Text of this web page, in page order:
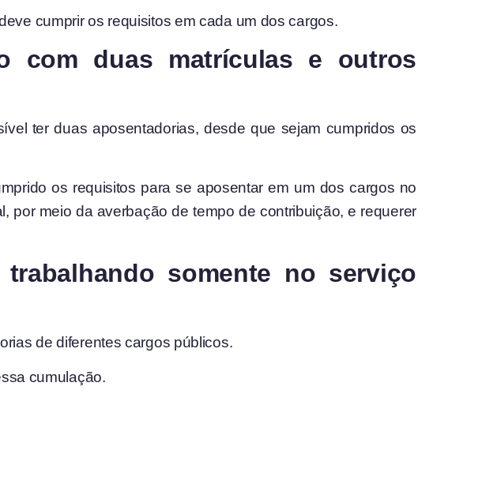
cumprir os requisitos em cada um dos cargos.
com duas matrículas e outros
ter duas aposentadorias, desde que sejam cumpridos os
os requisitos para se aposentar em um dos cargos no
por meio da averbação de tempo de contribuição, e requerer
somente no serviço
de diferentes cargos públicos.
cumulação.